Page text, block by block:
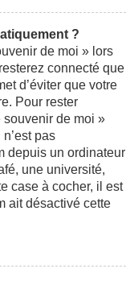
?
de moi » lors
connecté que
d’éviter que votre
Pour rester
de moi »
pas
depuis un ordinateur
une université,
case à cocher, il est
ait désactivé cette